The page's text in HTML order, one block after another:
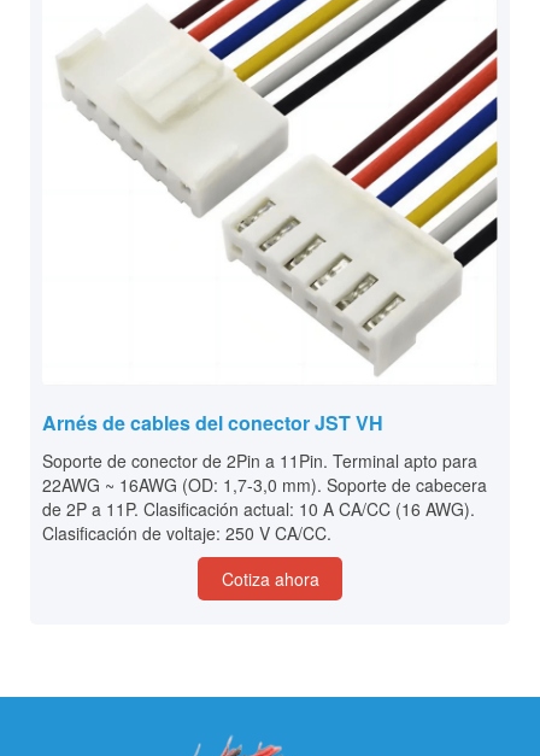
Arnés de cables del conector JST VH
Soporte de conector de 2Pin a 11Pin. Terminal apto para
22AWG ~ 16AWG (OD: 1,7-3,0 mm). Soporte de cabecera
de 2P a 11P. Clasificación actual: 10 A CA/CC (16 AWG).
Clasificación de voltaje: 250 V CA/CC.
Cotiza ahora